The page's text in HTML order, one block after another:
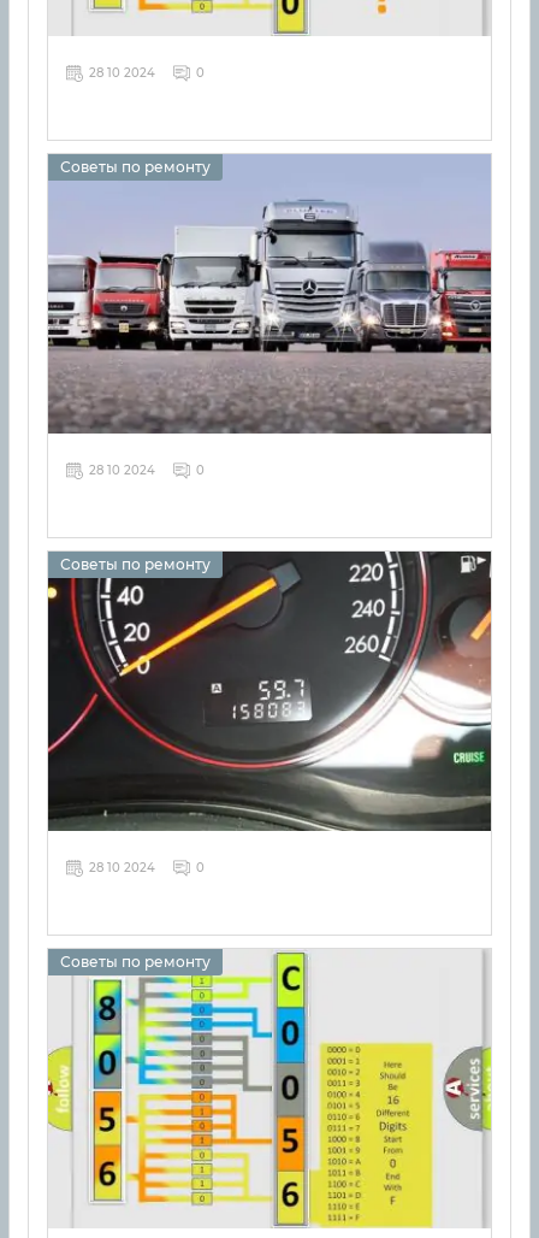
28 10 2024 0
Советы по ремонту
28 10 2024 0
Советы по ремонту
28 10 2024 0
Советы по ремонту